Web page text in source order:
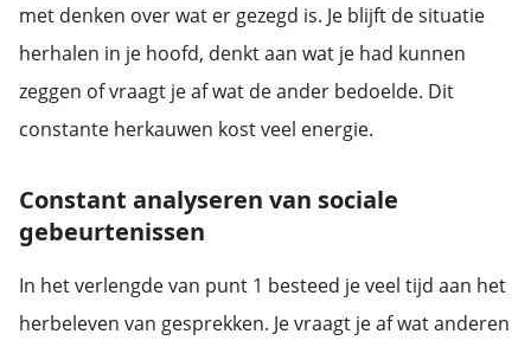
met denken over wat er gezegd is. Je blijft de situatie
herhalen in je hoofd, denkt aan wat je had kunnen
zeggen of vraagt je af wat de ander bedoelde. Dit
constante herkauwen kost veel energie.
Constant analyseren van sociale
gebeurtenissen
In het verlengde van punt 1 besteed je veel tijd aan het
herbeleven van gesprekken. Je vraagt je af wat anderen